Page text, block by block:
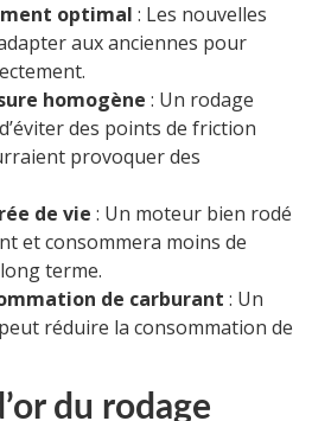
optimal : Les nouvelles
aux anciennes pour
homogène : Un rodage
des points de friction
provoquer des
de vie : Un moteur bien rodé
et consommera moins de
terme.
de carburant : Un
réduire la consommation de
du rodage